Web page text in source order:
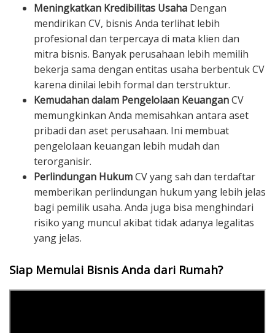
Meningkatkan Kredibilitas Usaha Dengan
mendirikan CV, bisnis Anda terlihat lebih
profesional dan terpercaya di mata klien dan
mitra bisnis. Banyak perusahaan lebih memilih
bekerja sama dengan entitas usaha berbentuk CV
karena dinilai lebih formal dan terstruktur.
Kemudahan dalam Pengelolaan KeuanganCV
memungkinkan Anda memisahkan antara aset
pribadi dan aset perusahaan. Ini membuat
pengelolaan keuangan lebih mudah dan
terorganisir.
Perlindungan HukumCV yang sah dan terdaftar
memberikan perlindungan hukum yang lebih jelas
bagi pemilik usaha. Anda juga bisa menghindari
risiko yang muncul akibat tidak adanya legalitas
yang jelas.
Siap Memulai Bisnis Anda dari Rumah?